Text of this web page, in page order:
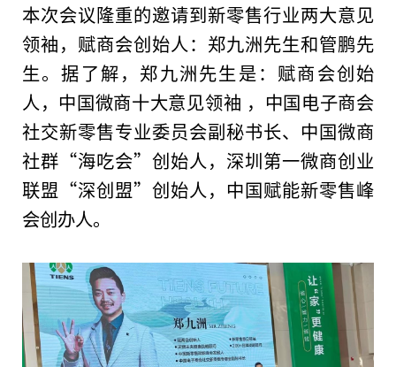
本次会议隆重的邀请到新零售行业两大意见
领袖，赋商会创始人：郑九洲先生和管鹏先
生。据了解，郑九洲先生是：赋商会创始
人， 中国微商十大意见领袖 ， 中国电子商会
社交新零售专业委员会副秘书长、 中国微商
社群“海吃会”创始人，深圳第一微商创业
联盟“深创盟”创始人， 中国赋能新零售峰
会创办人。